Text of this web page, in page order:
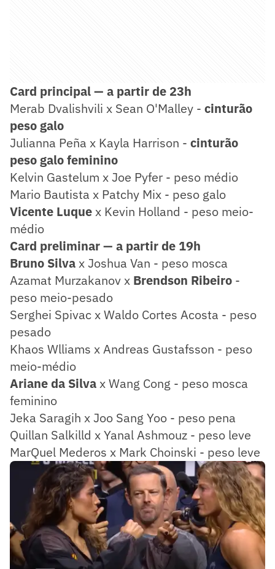
Card principal — a partir de 23h
Merab Dvalishvili x Sean O'Malley - cinturão
peso galo
Julianna Peña x Kayla Harrison - cinturão
peso galo feminino
Kelvin Gastelum x Joe Pyfer - peso médio
Mario Bautista x Patchy Mix - peso galo
Vicente Luquex Kevin Holland - peso meio-
médio
Card preliminar — a partir de 19h
Bruno Silvax Joshua Van - peso mosca
Azamat Murzakanov x Brendson Ribeiro -
peso meio-pesado
Serghei Spivac x Waldo Cortes Acosta - peso
pesado
Khaos Wlliams x Andreas Gustafsson - peso
meio-médio
Ariane da Silvax Wang Cong - peso mosca
feminino
Jeka Saragih x Joo Sang Yoo - peso pena
Quillan Salkilld x Yanal Ashmouz - peso leve
MarQuel Mederos x Mark Choinski - peso leve